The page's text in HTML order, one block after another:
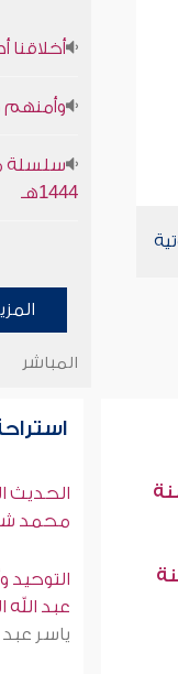
أخلاقنا
سلسلة
1444هـ
المباشر
الحديث
محمد
التوحيد
عبد الله
ياسر عبد